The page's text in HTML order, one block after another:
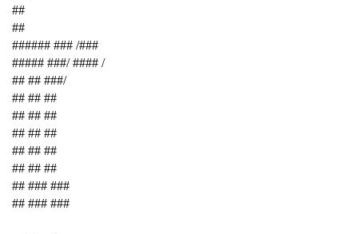
##
##
###### ### /###
##### ###/ #### /
## ## ###/
## ## ##
## ## ##
## ## ##
## ## ##
## ## ##
## ### ###
## ### ###